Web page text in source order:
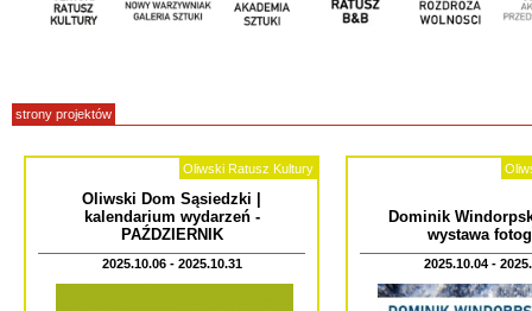
strony projektów
Oliwski Ratusz Kultury
Oliwski Dom Sąsiedzki |
kalendarium wydarzeń -
PAŹDZIERNIK
2025.10.06 - 2025.10.31
Dominik
wystawa
2025.10.04 -